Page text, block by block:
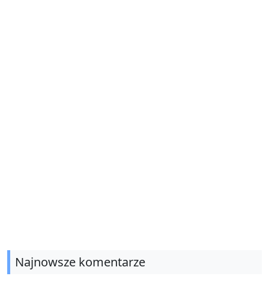
Najnowsze komentarze